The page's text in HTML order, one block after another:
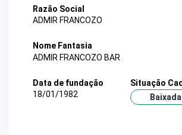
Razão Social
ADMIR FRANCOZO
Nome Fantasia
ADMIR FRANCOZO BAR
Data de fundação
18/01/1982
Situação
Baixada